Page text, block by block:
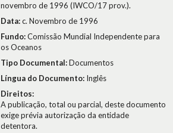
novembro de 1996 (IWCO/17 prov.).
Data:c. Novembro de 1996
Fundo:Comissão Mundial Independente para
os Oceanos
Tipo Documental:Documentos
Língua do Documento: Inglês
Direitos:
A publicação, total ou parcial, deste documento
exige prévia autorização da entidade
detentora.